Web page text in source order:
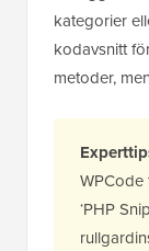
kategorier
kodavsnitt
metoder,
WPCode
‘PHP